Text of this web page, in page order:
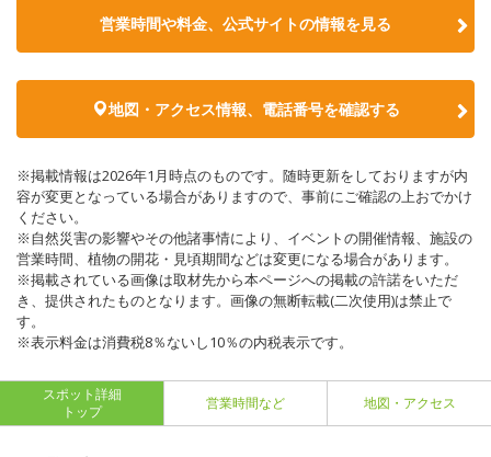
営業時間や料金、公式サイトの情報を見る
地図・アクセス情報、電話番号を確認する
※掲載情報は2026年1月時点のものです。随時更新をしておりますが内
容が変更となっている場合がありますので、事前にご確認の上おでかけ
ください。
※自然災害の影響やその他諸事情により、イベントの開催情報、施設の
営業時間、植物の開花・見頃期間などは変更になる場合があります。
※掲載されている画像は取材先から本ページへの掲載の許諾をいただ
き、提供されたものとなります。画像の無断転載(二次使用)は禁止で
す。
※表示料金は消費税8％ないし10％の内税表示です。
スポット詳細
トップ
営業時間など 地図・アクセス